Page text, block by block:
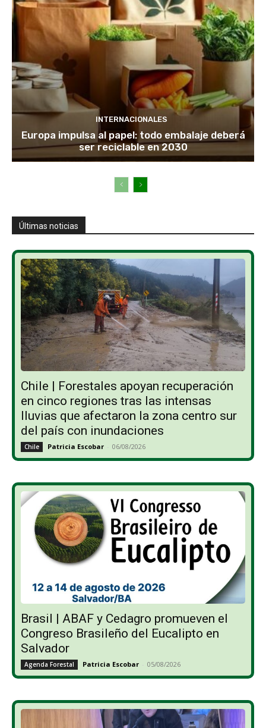
INTERNACIONALES
Europa impulsa al papel: todo embalaje deberá
ser reciclable en 2030
Últimas noticias
Chile | Forestales apoyan recuperación
en cinco regiones tras las intensas
lluvias que afectaron la zona centro sur
del país con inundaciones
Chile Patricia Escobar - 06/08/2026
Brasil | ABAF y Cedagro promueven el
Congreso Brasileño del Eucalipto en
Salvador
Agenda Forestal Patricia Escobar - 05/08/2026